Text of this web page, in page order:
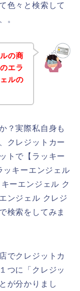
色々と検索して
。
の商
エラ
ルの
？実際私自身も
クレジットカー
トで【ラッキー
ッキーエンジェル
ーエンジェル ク
ンジェル クレジ
検索をしてみま
でクレジットカ
つに「クレジッ
が分かりまし